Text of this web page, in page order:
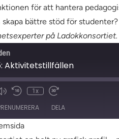
för att hantera
bättre stöd för studenter?
på Ladokkonsortiet.
Aktivitetstillfällen
1x
DELA